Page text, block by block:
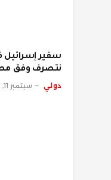
سفير إسرائيل
نتصرف وفق
دولي سبتمبر 11, 2025